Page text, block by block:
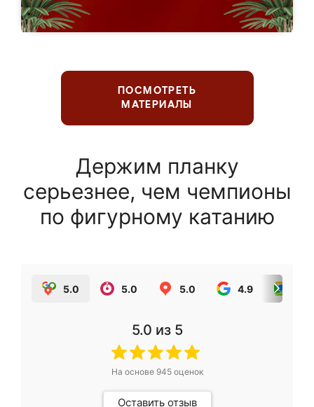
ПОСМОТРЕТЬ
МАТЕРИАЛЫ
Держим планку
серьезнее, чем чемпионы
по фигурному катанию
5.0 5.0 5.0 4.9
5.0 из 5
На основе 945оценок
Оставить отзыв